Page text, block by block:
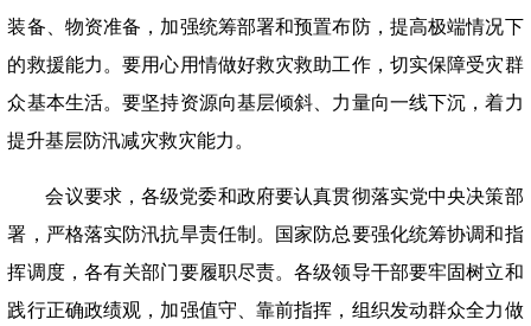
装备、物资准备，加强统筹部署和预置布防，提高极端情况下
的救援能力。要用心用情做好救灾救助工作，切实保障受灾群
众基本生活。要坚持资源向基层倾斜、力量向一线下沉，着力
提升基层防汛减灾救灾能力。
会议要求，各级党委和政府要认真贯彻落实党中央决策部
署，严格落实防汛抗旱责任制。国家防总要强化统筹协调和指
挥调度，各有关部门要履职尽责。各级领导干部要牢固树立和
践行正确政绩观，加强值守、靠前指挥，组织发动群众全力做